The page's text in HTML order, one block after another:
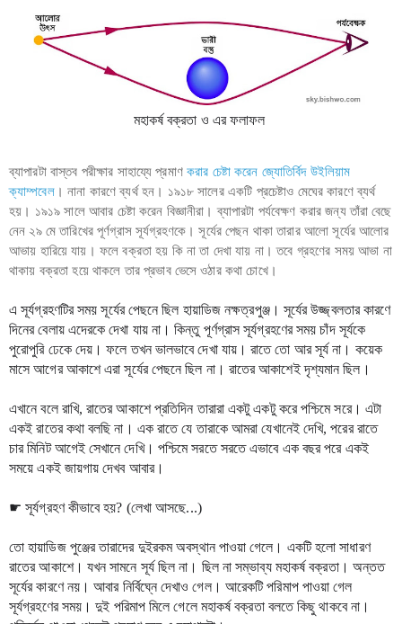
মহাকর্ষ বক্রতা ও এর ফলাফল
ব্যাপারটা বাস্তব পরীক্ষার সাহায্যে প্রমাণ করার চেষ্টা করেন জ্যোতির্বিদ উইলিয়াম
ক্যাম্পবেল। নানা কারণে ব্যর্থ হন। ১৯১৮ সালের একটি প্রচেষ্টাও মেঘের কারণে ব্যর্থ
হয়। ১৯১৯ সালে আবার চেষ্টা করেন বিজ্ঞানীরা। ব্যাপারটা পর্যবেক্ষণ করার জন্য তাঁরা বেছে
নেন ২৯ মে তারিখের পূর্ণগ্রাস সূর্যগ্রহণকে। সূর্যের পেছন থাকা তারার আলো সূর্যের আলোর
আভায় হারিয়ে যায়। ফলে বক্রতা হয় কি না তা দেখা যায় না। তবে গ্রহণের সময় আভা না
থাকায় বক্রতা হয়ে থাকলে তার প্রভাব ভেসে ওঠার কথা চোখে।
এ সূর্যগ্রহণটির সময় সূর্যের পেছনে ছিল হায়াডিজ নক্ষত্রপুঞ্জ। সূর্যের উজ্জ্বলতার কারণে
দিনের বেলায় এদেরকে দেখা যায় না। কিন্তু পূর্ণগ্রাস সূর্যগ্রহণের সময় চাঁদ সূর্যকে
পুরোপুরি ঢেকে দেয়। ফলে তখন ভালভাবে দেখা যায়। রাতে তো আর সূর্য না। কয়েক
মাসে আগের আকাশে এরা সূর্যের পেছনে ছিল না। রাতের আকাশেই দৃশ্যমান ছিল।
এখানে বলে রাখি, রাতের আকাশে প্রতিদিন তারারা একটু একটু করে পশ্চিমে সরে। এটা
একই রাতের কথা বলছি না। এক রাতে যে তারাকে আমরা যেখানেই দেখি, পরের রাতে
চার মিনিট আগেই সেখানে দেখি। পশ্চিমে সরতে সরতে এভাবে এক বছর পরে একই
সময়ে একই জায়গায় দেখব আবার।
☛ সূর্যগ্রহণ কীভাবে হয়? (লেখা আসছে...)
তো হায়াডিজ পুঞ্জের তারাদের দুইরকম অবস্থান পাওয়া গেলে। একটি হলো সাধারণ
রাতের আকাশে। যখন সামনে সূর্য ছিল না। ছিল না সম্ভাব্য মহাকর্ষ বক্রতা। অন্তত
সূর্যের কারণে নয়। আবার নির্বিঘ্নে দেখাও গেল। আরেকটি পরিমাপ পাওয়া গেল
সূর্যগ্রহণের সময়। দুই পরিমাপ মিলে গেলে মহাকর্ষ বক্রতা বলতে কিছু থাকবে না।